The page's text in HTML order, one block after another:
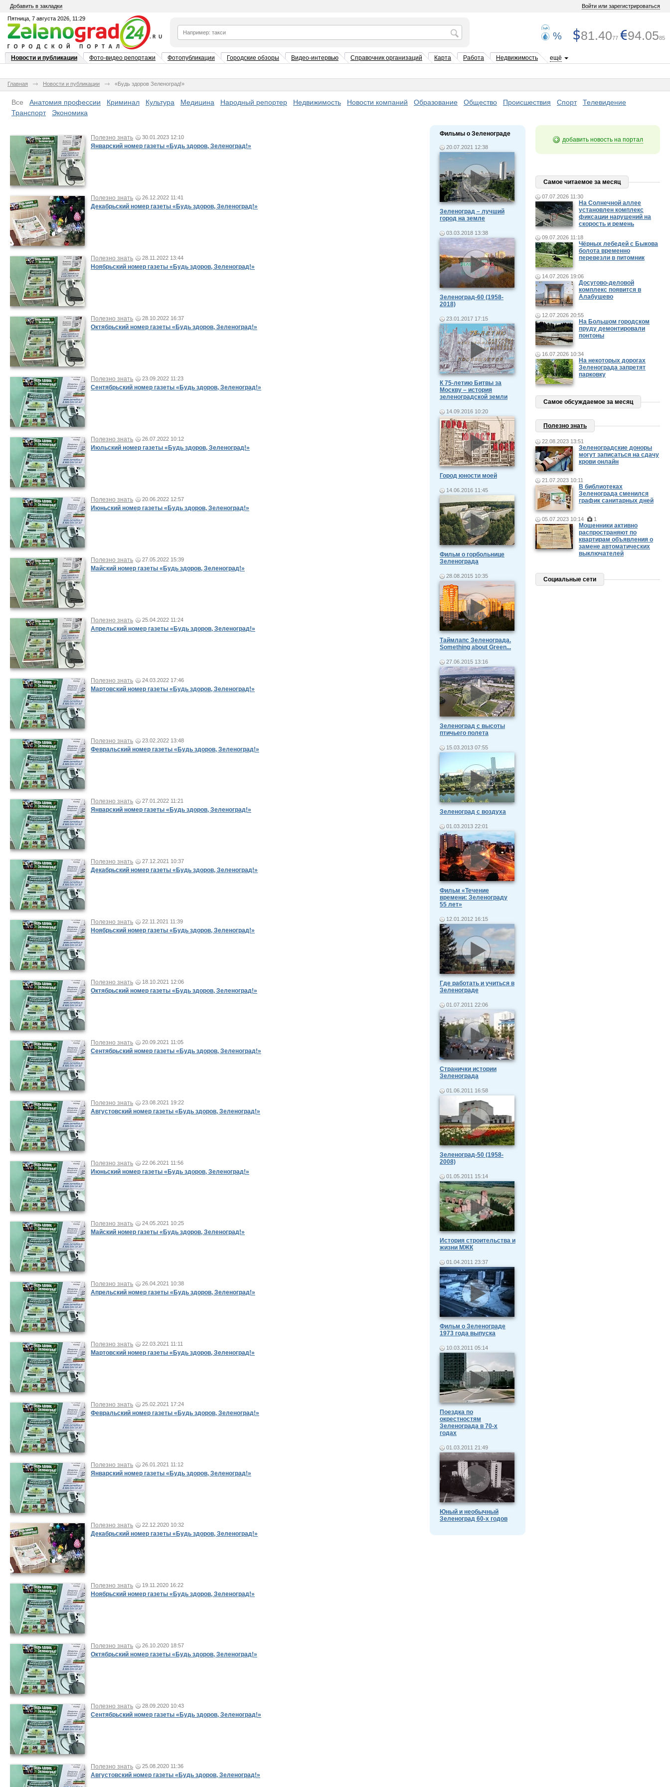
Добавить в закладки Войти или зарегистрироваться
Пятница, 7 августа 2026, 11:29
% 81.4077 94.0585
Новости и публикации Фото-видео репортажи Фотопубликации Городские обзоры Видео-интервью Справочник организаций Карта Работа Недвижимость ещё
Главная Новости и публикации «Будь здоров Зеленоград!»
Все Анатомия профессии Криминал Культура Медицина Народный репортер Недвижимость Новости компаний Образование Общество Происшествия Спорт
Телевидение
Транспорт
Экономика
Полезно знать 30.01.2023 12:10
Январский номер газеты «Будь здоров, Зеленоград!»
Полезно знать 26.12.2022 11:41
Декабрьский номер газеты «Будь здоров, Зеленоград!»
Полезно знать 28.11.2022 13:44
Ноябрьский номер газеты «Будь здоров, Зеленоград!»
Полезно знать 28.10.2022 16:37
Октябрьский номер газеты «Будь здоров, Зеленоград!»
Полезно знать 23.09.2022 11:23
Сентябрьский номер газеты «Будь здоров, Зеленоград!»
Полезно знать 26.07.2022 10:12
Июльский номер газеты «Будь здоров, Зеленоград!»
Полезно знать 20.06.2022 12:57
Июньский номер газеты «Будь здоров, Зеленоград!»
Полезно знать 27.05.2022 15:39
Майский номер газеты «Будь здоров, Зеленоград!»
Полезно знать 25.04.2022 11:24
Апрельский номер газеты «Будь здоров, Зеленоград!»
Полезно знать 24.03.2022 17:46
Мартовский номер газеты «Будь здоров, Зеленоград!»
Полезно знать 23.02.2022 13:48
Февральский номер газеты «Будь здоров, Зеленоград!»
Полезно знать 27.01.2022 11:21
Январский номер газеты «Будь здоров, Зеленоград!»
Полезно знать 27.12.2021 10:37
Декабрьский номер газеты «Будь здоров, Зеленоград!»
Полезно знать 22.11.2021 11:39
Ноябрьский номер газеты «Будь здоров, Зеленоград!»
Полезно знать 18.10.2021 12:06
Октябрьский номер газеты «Будь здоров, Зеленоград!»
Полезно знать 20.09.2021 11:05
Сентябрьский номер газеты «Будь здоров, Зеленоград!»
Полезно знать 23.08.2021 19:22
Августовский номер газеты «Будь здоров, Зеленоград!»
Полезно знать 22.06.2021 11:56
Июньский номер газеты «Будь здоров, Зеленоград!»
Полезно знать 24.05.2021 10:25
Майский номер газеты «Будь здоров, Зеленоград!»
Полезно знать 26.04.2021 10:38
Апрельский номер газеты «Будь здоров, Зеленоград!»
Полезно знать 22.03.2021 11:11
Мартовский номер газеты «Будь здоров, Зеленоград!»
Полезно знать 25.02.2021 17:24
Февральский номер газеты «Будь здоров, Зеленоград!»
Полезно знать 26.01.2021 11:12
Январский номер газеты «Будь здоров, Зеленоград!»
Полезно знать 22.12.2020 10:32
Декабрьский номер газеты «Будь здоров, Зеленоград!»
Полезно знать 19.11.2020 16:22
Ноябрьский номер газеты «Будь здоров, Зеленоград!»
Полезно знать 26.10.2020 18:57
Октябрьский номер газеты «Будь здоров, Зеленоград!»
Полезно знать 28.09.2020 10:43
Сентябрьский номер газеты «Будь здоров, Зеленоград!»
Полезно знать 25.08.2020 11:36
Августовский номер газеты «Будь здоров, Зеленоград!»
Фильмы о Зеленограде
20.07.2021 12:38
Зеленоград – лучший
город на земле
03.03.2018 13:38
Зеленоград-60 (1958-
2018)
23.01.2017 17:15
К 75-летию Битвы за
Москву – история
зеленоградской земли
14.09.2016 10:20
Город юности моей
14.06.2016 11:45
Фильм о горбольнице
Зеленограда
28.08.2015 10:35
Таймлапс Зеленограда.
Something about Green...
27.06.2015 13:16
Зеленоград с высоты
птичьего полета
15.03.2013 07:55
Зеленоград с воздуха
01.03.2013 22:01
Фильм «Течение
времени: Зеленограду
55 лет»
12.01.2012 16:15
Где работать и учиться в
Зеленограде
01.07.2011 22:06
Странички истории
Зеленограда
01.06.2011 16:58
Зеленоград-50 (1958-
2008)
01.05.2011 15:14
История строительства и
жизни МЖК
01.04.2011 23:37
Фильм о Зеленограде
1973 года выпуска
10.03.2011 05:14
Поездка по
окрестностям
Зеленограда в 70-х
годах
01.03.2011 21:49
Юный и необычный
Зеленоград 60-х годов
добавить новость на портал
Самое читаемое за месяц
07.07.2026 11:30
На Солнечной аллее
установлен комплекс
фиксации нарушений на
скорость и ремень
09.07.2026 11:18
Чёрных лебедей с Быкова
болота временно
перевезли в питомник
14.07.2026 19:06
Досугово-деловой
комплекс появится в
Алабушево
12.07.2026 20:55
На Большом городском
пруду демонтировали
понтоны
16.07.2026 10:34
На некоторых дорогах
Зеленограда запретят
парковку
Самое обсуждаемое за месяц
Полезно знать
22.08.2023 13:51
Зеленоградские доноры
могут записаться на сдачу
крови онлайн
21.07.2023 10:11
В библиотеках
Зеленограда сменился
график санитарных дней
05.07.2023 10:14 1
Мошенники активно
распространяют по
квартирам объявления о
замене автоматических
выключателей
Социальные сети